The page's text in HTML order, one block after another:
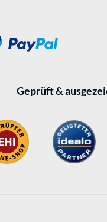
Geprüft &